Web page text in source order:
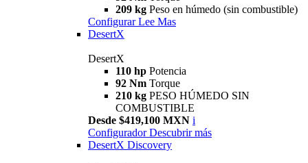
209 kg Peso en húmedo (sin combustible)
Configurar Lee Mas
DesertX
DesertX
110 hp Potencia
92 Nm Torque
210 kg PESO HÚMEDO SIN
COMBUSTIBLE
Desde $419,100 MXN i
Configurador Descubrir más
DesertX Discovery